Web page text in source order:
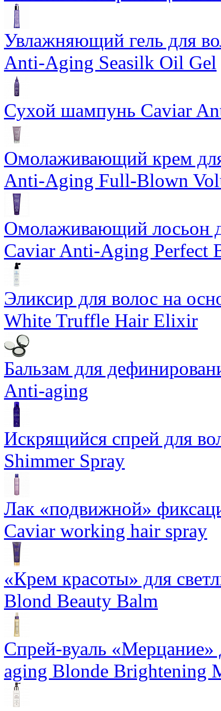
Увлажняющий гель для
Anti-Aging Seasilk Oil Gel
Сухой шампунь Caviar
Омолаживающий крем
Anti-Aging Full-Blown
Омолаживающий лосьон
Caviar Anti-Aging Perfect
Эликсир для волос на
White Truffle Hair Elixir
Бальзам для
Anti-aging
Искрящийся спрей для
Shimmer Spray
Лак «подвижной»
Caviar working hair spray
«Крем красоты» для
Blond Beauty Balm
Спрей-вуаль «Мерцание»
aging Blonde Brightening